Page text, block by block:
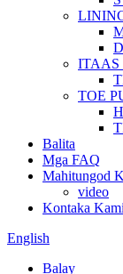
ITAAS
TOE
Balita
Mga FAQ
Mahitungod
video
Kontaka Kami
English
Balay